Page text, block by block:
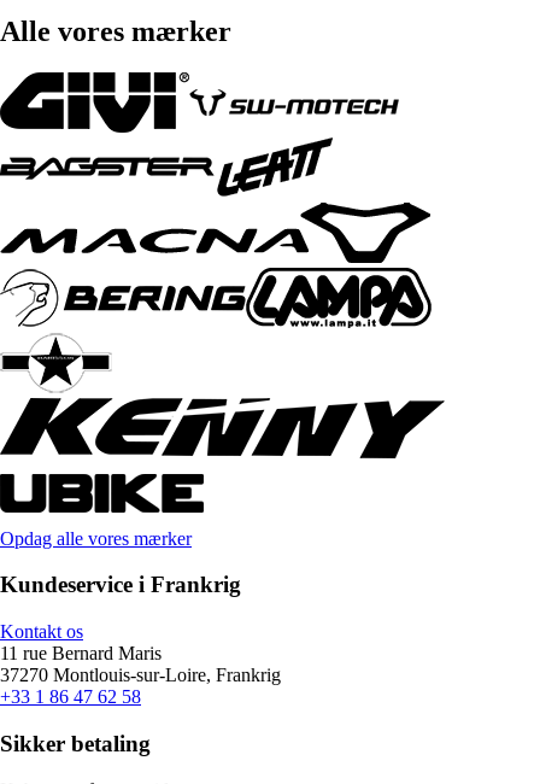
Alle vores mærker
Opdag alle vores mærker
Kundeservice i Frankrig
Kontakt os
11 rue Bernard Maris
37270 Montlouis-sur-Loire, Frankrig
+33 1 86 47 62 58
Sikker betaling